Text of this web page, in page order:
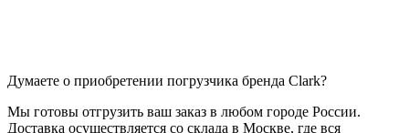
Думаете о приобретении погрузчика бренда Clark?
Мы готовы отгрузить ваш заказ в любом городе России.
Доставка осуществляется со склада в Москве, где вся